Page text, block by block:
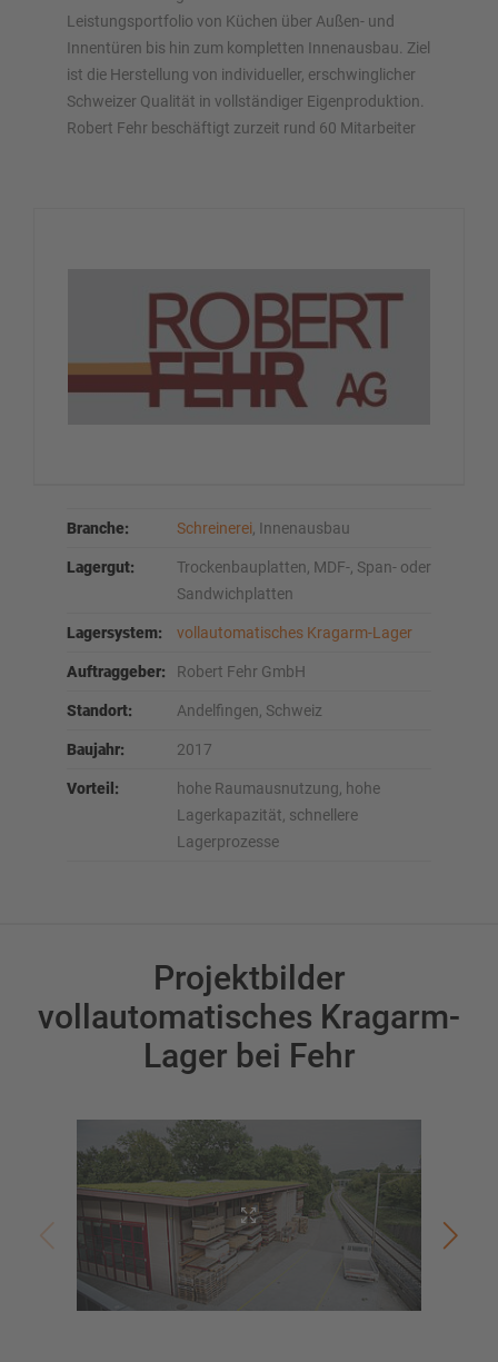
Leistungsportfolio von Küchen über Außen- und
Innentüren bis hin zum kompletten Innenausbau. Ziel
ist die Herstellung von individueller, erschwinglicher
Schweizer Qualität in vollständiger Eigenproduktion.
Robert Fehr beschäftigt zurzeit rund 60 Mitarbeiter
Branche: Schreinerei, Innenausbau
Lagergut:
Trockenbauplatten, MDF-, Span- oder
Sandwichplatten
Lagersystem: vollautomatisches Kragarm-Lager
Auftraggeber: Robert Fehr GmbH
Standort: Andelfingen, Schweiz
Baujahr: 2017
Vorteil:
hohe Raumausnutzung, hohe
Lagerkapazität, schnellere
Lagerprozesse
Projektbilder
vollautomatisches Kragarm-
Lager bei Fehr